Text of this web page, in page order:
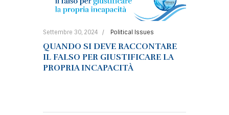
Settembre 30, 2024 Political Issues
QUANDO SI DEVE RACCONTARE
IL FALSO PER GIUSTIFICARE LA
PROPRIA INCAPACITÀ